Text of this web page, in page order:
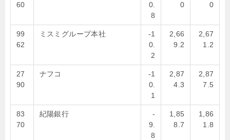
60
0.
8
0
0
99
62
ミスミグループ本社
-1
0.
2
2,66
9.2
2,67
1.2
27
90
ナフコ
-1
0.
1
2,87
4.3
2,87
7.5
83
70
紀陽銀行
-
9.
8
1,85
8.7
1,86
1.8